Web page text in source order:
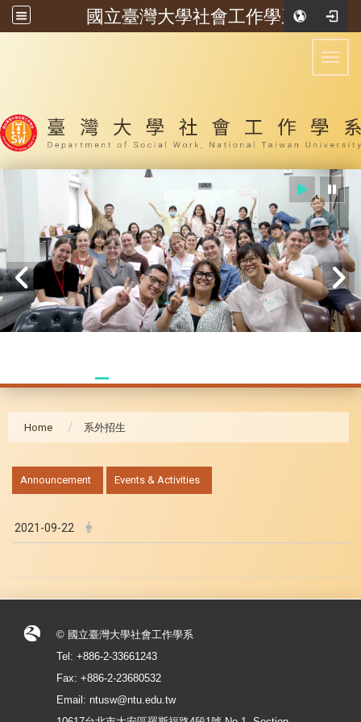
國立臺灣大學社會工作學系
:::
Home 系外招生
Announcement Events & Activities
2021-09-22
© 國立臺灣大學社會工作學系
Tel: +886-2-33661243
Fax: +886-2-23680532
Email: ntusw@ntu.edu.tw